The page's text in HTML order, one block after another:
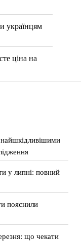
українцям
ціна на
у липні: повний
пояснили
що чекати